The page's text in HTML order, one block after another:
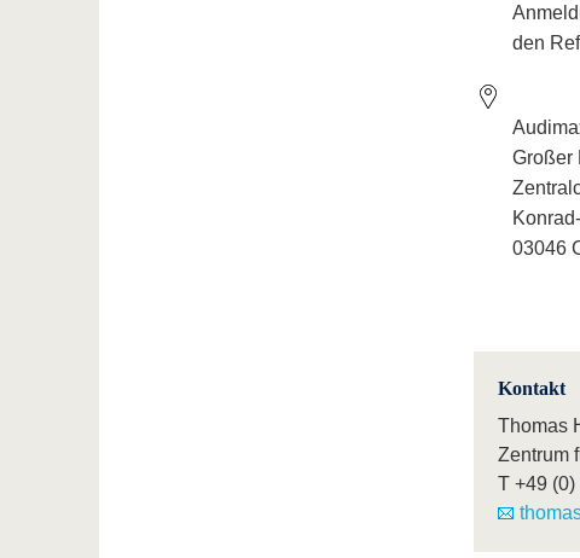
den
Großer
03046
Kontakt
Thomas
Zentrum
T +49